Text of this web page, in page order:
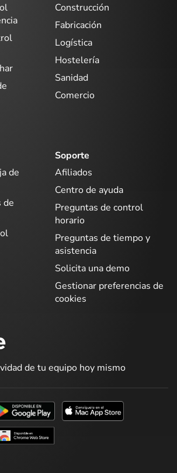
Construcción
Fabricación
Logística
Hostelería
Sanidad
Comercio
de
de
Soporte
Afiliados
Centro de ayuda
Preguntas de control
horario
Preguntas de tiempo y
asistencia
Solicita una demo
Gestionar preferencias de
cookies
de tu equipo hoy mismo